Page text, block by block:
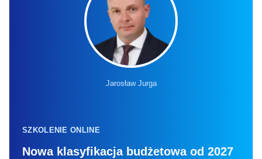
Jarosław Jurga
SZKOLENIE ONLINE
Nowa klasyfikacja budżetowa od 2027